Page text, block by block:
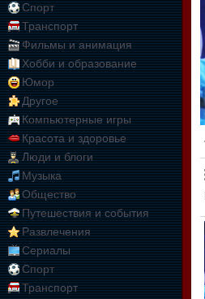
Спорт
Транспорт
Фильмы и анимация
Хобби и образование
Юмор
Другое
Компьютерные игры
Красота и здоровье
Люди и блоги
Музыка
Общество
Путешествия и события
Развлечения
Сериалы
Спорт
Транспорт